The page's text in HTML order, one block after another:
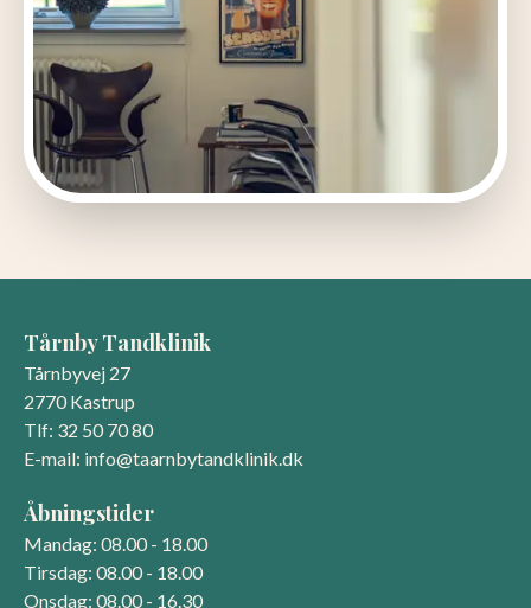
Tårnby Tandklinik
Tårnbyvej 27
2770 Kastrup
Tlf: 32 50 70 80
E-mail: info@taarnbytandklinik.dk
Åbningstider
Mandag: 08.00- 18.00
Tirsdag: 08.00- 18.00
Onsdag: 08.00- 16.30